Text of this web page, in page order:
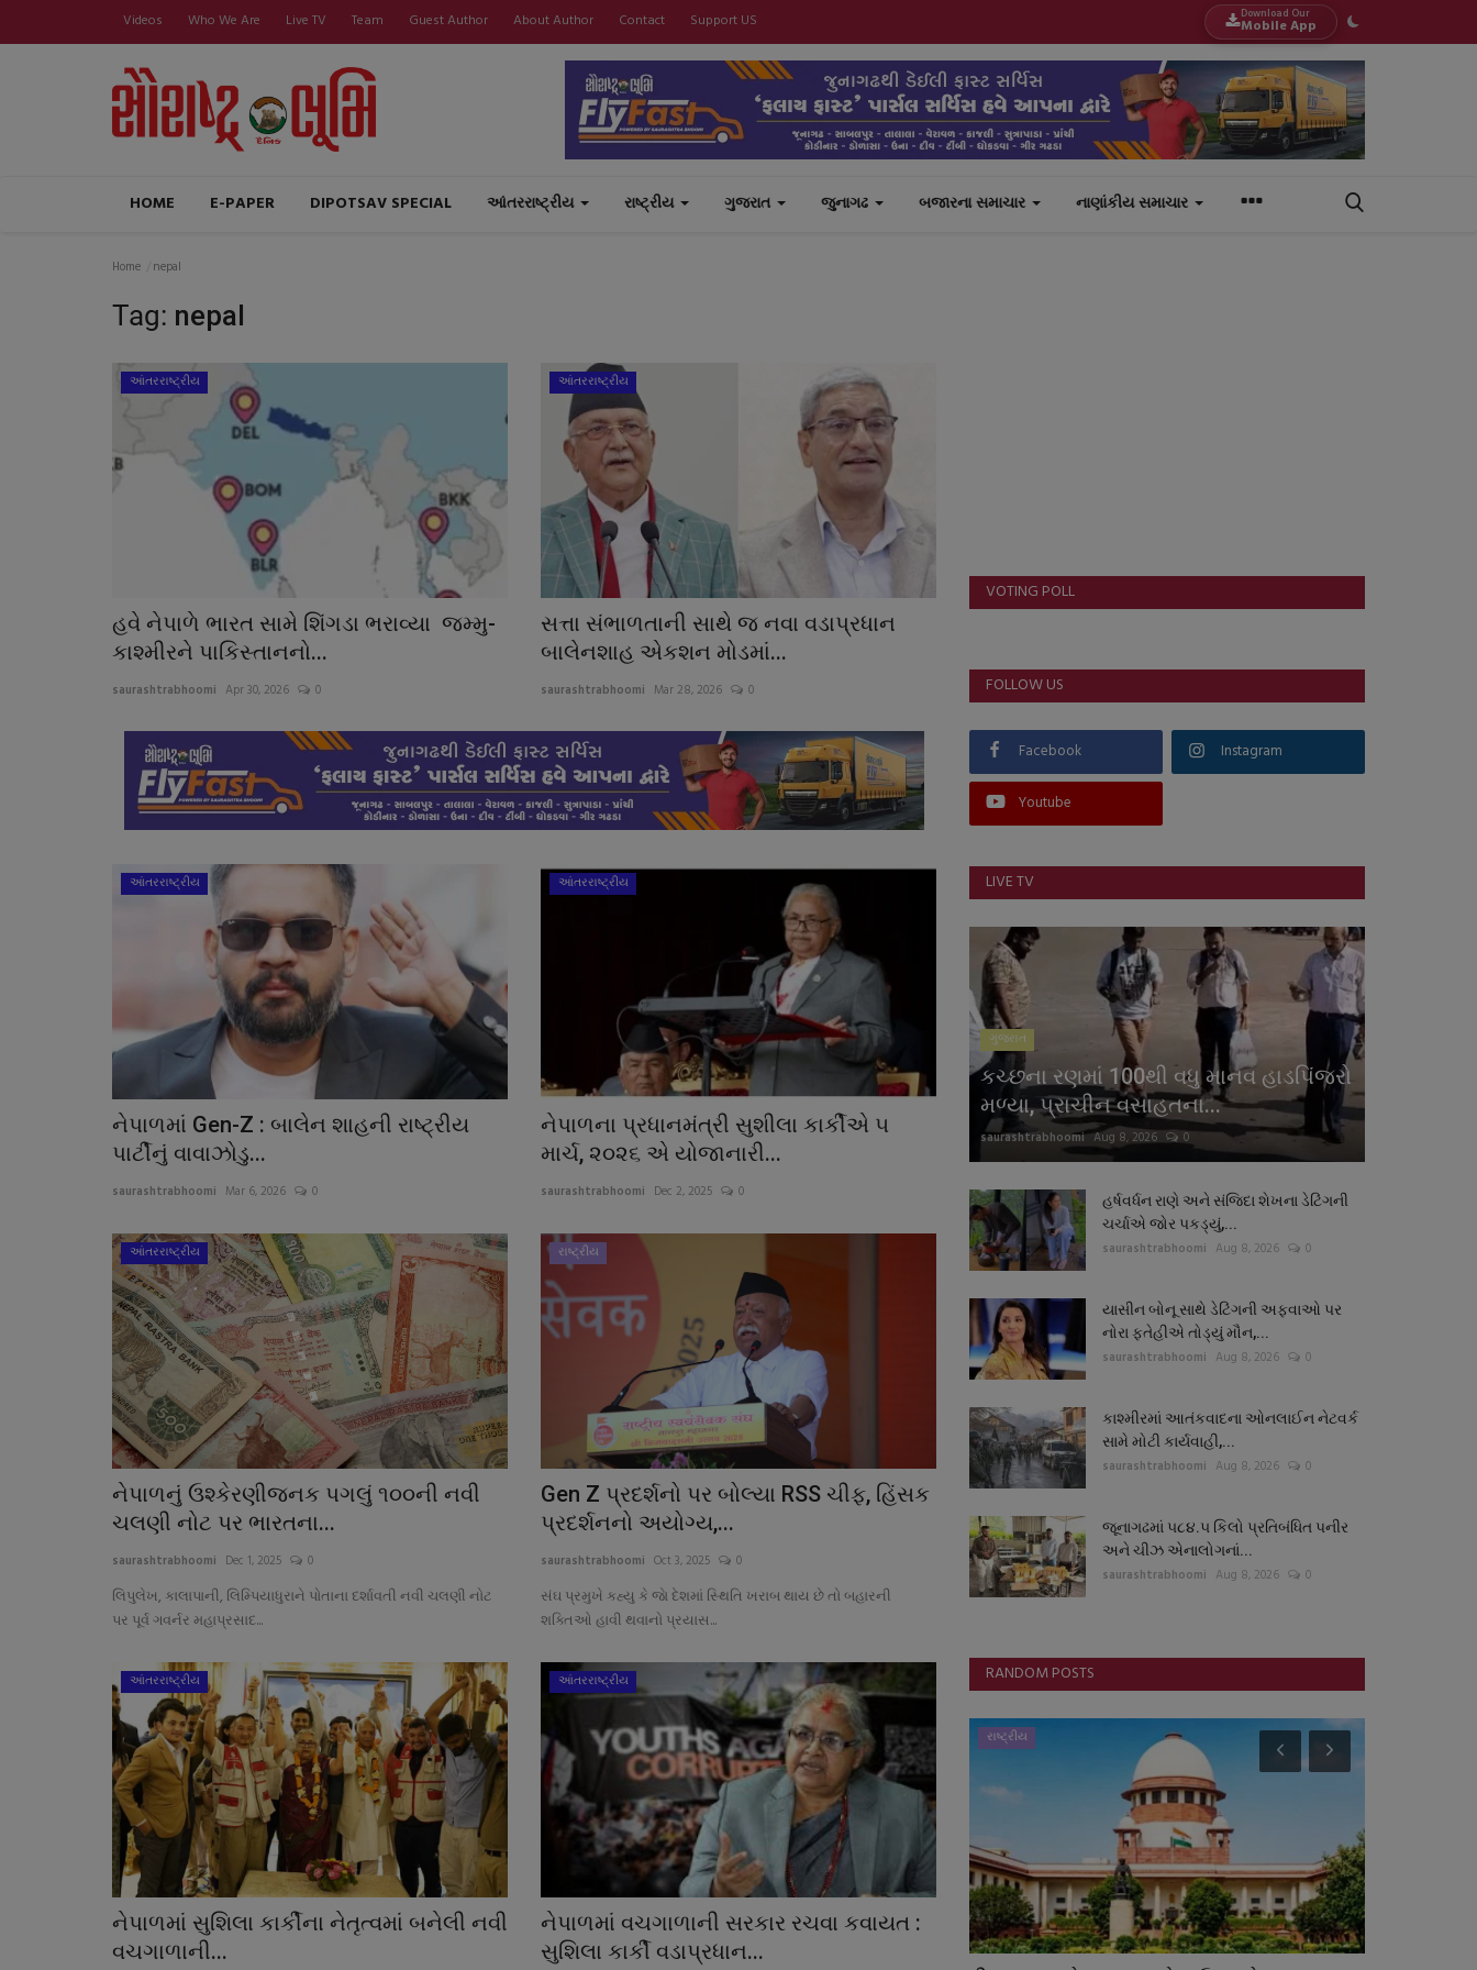
Videos Who We Are Live TV Team Guest Author About Author Contact Support US Download Our
Mobile App
HOME E-PAPER DIPOTSAV SPECIAL આંતરરાષ્ટ્રીય રાષ્ટ્રીય ગુજરાત જુનાગઢ બજારના સમાચાર નાણાંકીય સમાચાર
Home nepal
Tag: nepal
આંતરરાષ્ટ્રીય
હવે નેપાળે ભારત સામે શિંગડા ભરાવ્યા જમ્મુ-
કાશ્મીરને પાકિસ્તાનનો...
saurashtrabhoomi Apr 30, 2026 0
આંતરરાષ્ટ્રીય
સત્તા સંભાળતાની સાથે જ નવા વડાપ્રધાન
બાલેનશાહ એકશન મોડમાં...
saurashtrabhoomi Mar 28, 2026 0
આંતરરાષ્ટ્રીય
નેપાળમાં Gen-Z : બાલેન શાહની રાષ્ટ્રીય
પાર્ટીનું વાવાઝોડુ...
saurashtrabhoomi Mar 6, 2026 0
આંતરરાષ્ટ્રીય
નેપાળના પ્રધાનમંત્રી સુશીલા કાર્કીએ ૫
માર્ચ, ૨૦૨૬ એ યોજાનારી...
saurashtrabhoomi Dec 2, 2025 0
આંતરરાષ્ટ્રીય
નેપાળનું ઉશ્કેરણીજનક પગલું ૧૦૦ની નવી
ચલણી નોટ પર ભારતના...
saurashtrabhoomi Dec 1, 2025 0
લિપુલેખ, કાલાપાની, લિમ્પિયાધુરાને પોતાના દર્શાવતી નવી ચલણી નોટ
પર પૂર્વ ગવર્નર મહાપ્રસાદ...
રાષ્ટ્રીય
Gen Z પ્રદર્શનો પર બોલ્યા RSS ચીફ, હિંસક
પ્રદર્શનનો અયોગ્ય,...
saurashtrabhoomi Oct 3, 2025 0
સંઘ પ્રમુખે કહ્યુ કે જાે દેશમાં સ્થિતિ ખરાબ થાય છે તો બહારની
શક્તિઓ હાવી થવાનો પ્રયાસ...
આંતરરાષ્ટ્રીય
નેપાળમાં સુશિલા કાર્કીના નેતૃત્વમાં બનેલી નવી
વચગાળાની...
આંતરરાષ્ટ્રીય
નેપાળમાં વચગાળાની સરકાર રચવા કવાયત :
સુશિલા કાર્કી વડાપ્રધાન...
VOTING POLL
FOLLOW US
Facebook Instagram
Youtube
LIVE TV
ગુજરાત
કચ્છના રણમાં 100થી વધુ માનવ હાડપિંજરો
મળ્યા, પ્રાચીન વસાહતના...
saurashtrabhoomi Aug 8, 2026 0
હર્ષવર્ધન રાણે અને સંજિદા શેખના ડેટિંગની
ચર્ચાએ જોર પકડ્યું,...
saurashtrabhoomi Aug 8, 2026 0
યાસીન બોનૂ સાથે ડેટિંગની અફવાઓ પર
નોરા ફતેહીએ તોડ્યું મૌન,...
saurashtrabhoomi Aug 8, 2026 0
કાશ્મીરમાં આતંકવાદના ઓનલાઈન નેટવર્ક
સામે મોટી કાર્યવાહી,...
saurashtrabhoomi Aug 8, 2026 0
જૂનાગઢમાં ૫૮૪.૫ કિલો પ્રતિબંધિત પનીર
અને ચીઝ એનાલોગનાં...
saurashtrabhoomi Aug 8, 2026 0
RANDOM POSTS
બોલિવૂડ ગુજરાત રાષ્ટ્રીય